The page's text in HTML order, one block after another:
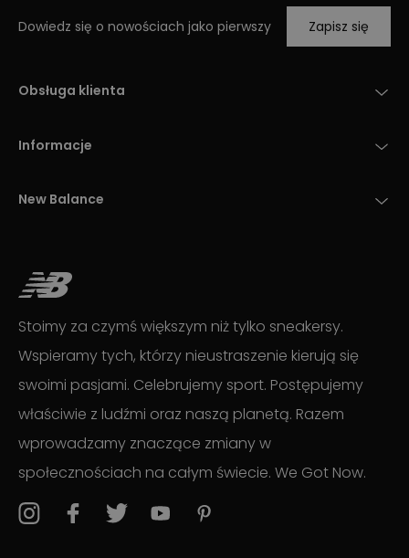
Dowiedz się o nowościach jako pierwszy Zapisz się
Obsługa klienta
Informacje
New Balance
Stoimy za czymś większym niż tylko sneakersy.
Wspieramy tych, którzy nieustraszenie kierują się
swoimi pasjami. Celebrujemy sport. Postępujemy
właściwie z ludźmi oraz naszą planetą. Razem
wprowadzamy znaczące zmiany w
społecznościach na całym świecie. We Got Now.